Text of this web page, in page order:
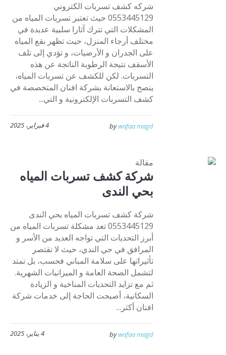
شركه كشف تسربات الكتروني
0553445129 حيث تعتبر تسربات المياه من
المشكلات التي تترك آثارا سلبية عديدة في
مختلف أرجاء المنزل، حيث تظهر بقع المياه
على الجدران و الأرضيات، و تؤدي إلى تلف
الأسقف نتيجة الرطوبة الناتجة عن هذه
التسربات. لكن للكشف عن تسربات المياه،
ينصح بالاستعانة بشركة افنان المتخصصة في
كشف التسربات الإلكترونية و التي...
4 فبراير، 2025 bywafaa magd
مقالة
شركة كشف تسربات المياه
بحي الندى
شركة كشف تسربات المياه بحي الندى
0553445129 تعد مشكلة تسربات المياه من
أبرز التحديات التي تواجه العديد من الأسر و
المرافق في حي الندي، حيث لا تقتصر
تأثيراتها على سلامة المباني فحسب، بل تمتد
لتشمل الصحة العامة و الميزانيات الشهرية.
ثم مع تزايد التحديات المناخية و الزيادة
السكانية، أصبحت الحاجة إلى خدمات شركة
افنان أكثر...
4 يناير، 2025 bywafaa magd